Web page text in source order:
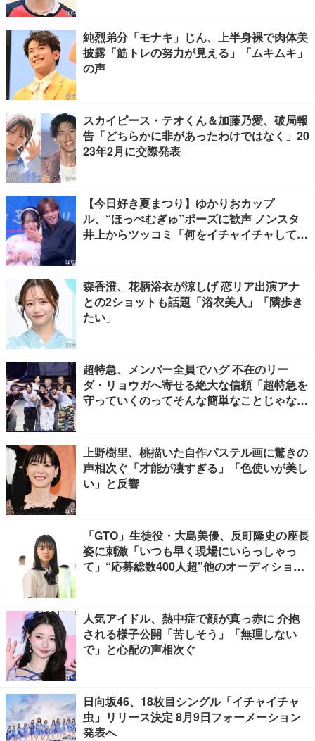
純烈弟分「モナキ」じん、上半身裸で肉体美
披露「筋トレの努力が見える」「ムキムキ」
の声
スカイピース・テオくん＆加藤乃愛、破局報
告「どちらかに非があったわけではなく」20
23年2月に交際発表
【今日好き夏まつり】ゆかりおカップ
ル、“ほっぺむぎゅ”ポーズに歓声 ノンスタ
井上からツッコミ「何をイチャイチャしてん
森香澄、花柄浴衣が涼しげ 恋リア出演アナ
との2ショットも話題「浴衣美人」「隣歩き
たい」
超特急、メンバー全員でハグ 不在のリー
ダ・リョウガへ寄せる絶大な信頼「超特急を
守っていくのってそんな簡単なことじゃな
上野樹里、桃描いた自作パステル画に驚きの
声相次ぐ「才能が凄すぎる」「色使いが美し
い」と反響
「GTO」生徒役・大島美優、反町隆史の座長
姿に刺激「いつも早く現場にいらっしゃっ
て」“応募総数400人超”他のオーディション
人気アイドル、熱中症で顔が真っ赤に 介抱
される様子公開「苦しそう」「無理しない
で」と心配の声相次ぐ
日向坂46、18枚目シングル「イチャイチャ
虫」リリース決定 8月9日フォーメーション
発表へ